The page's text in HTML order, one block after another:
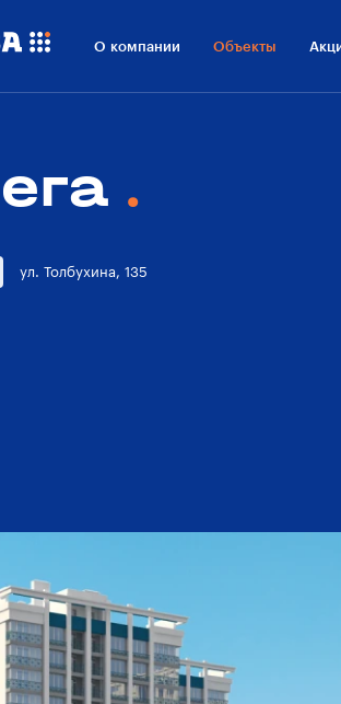
О компании Объекты
ул. Толбухина, 135